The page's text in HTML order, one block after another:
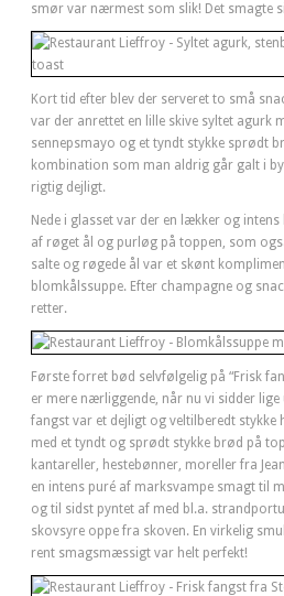
smør var nærmest som slik! Det smagte
Kort tid efter blev der serveret to små
var der anrettet en lille skive syltet agurk
sennepsmayo og et tyndt stykke sprødt
kombination som man aldrig går galt i
rigtig dejligt.
Nede i glasset var der en lækker og
af røget ål og purløg på toppen, som
salte og røgede ål var et skønt
blomkålssuppe. Efter champagne og
retter.
Første forret bød selvfølgelig på “Frisk
er mere nærliggende, når nu vi sidder
fangst var et dejligt og veltilberedt stykke
med et tyndt og sprødt stykke brød på
kantareller, hestebønner, moreller fra
en intens puré af marksvampe smagt til
og til sidst pyntet af med bl.a.
skovsyre oppe fra skoven. En virkelig
rent smagsmæssigt var helt perfekt!